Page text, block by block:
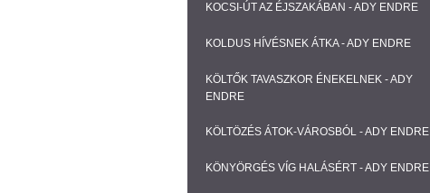
KOCSI-ÚT AZ ÉJSZAKÁBAN - ADY ENDRE
KOLDUS HÍVÉSNEK ÁTKA - ADY ENDRE
KÖLTŐK TAVASZKOR ÉNEKELNEK - ADY
ENDRE
KÖLTÖZÉS ÁTOK-VÁROSBÓL - ADY ENDRE
KÖNYÖRGÉS VÍG HALÁSÉRT - ADY ENDRE